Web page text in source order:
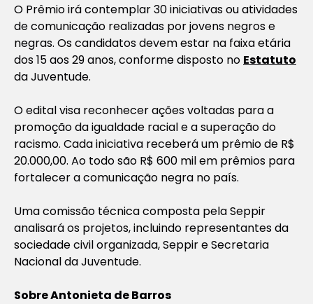
O Prêmio irá contemplar 30 iniciativas ou atividades
de comunicação realizadas por jovens negros e
negras. Os candidatos devem estar na faixa etária
dos 15 aos 29 anos, conforme disposto no Estatuto
da Juventude.
O edital visa reconhecer ações voltadas para a
promoção da igualdade racial e a superação do
racismo. Cada iniciativa receberá um prêmio de R$
20.000,00. Ao todo são R$ 600 mil em prêmios para
fortalecer a comunicação negra no país.
Uma comissão técnica composta pela Seppir
analisará os projetos, incluindo representantes da
sociedade civil organizada, Seppir e Secretaria
Nacional da Juventude.
Sobre Antonieta de Barros